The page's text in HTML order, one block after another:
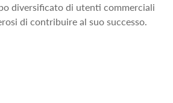
diversificato di utenti commerciali
di contribuire al suo successo.